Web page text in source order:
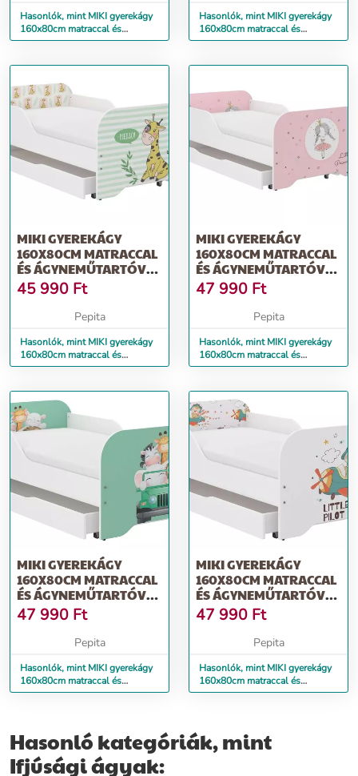
Hasonlók, mint MIKI gyerekágy
160x80cm matraccal és
ágyneműtartóval - elefánt
Hasonlók, mint MIKI gyerekágy
160x80cm matraccal és
ágyneműtartóval - álomszuszék
MIKI GYEREKÁGY
160X80CM MATRACCAL
ÉS ÁGYNEMŰTARTÓVAL
- ZSIRÁF
45 990 Ft
Pepita
Hasonlók, mint MIKI gyerekágy
160x80cm matraccal és
ágyneműtartóval - zsiráf
MIKI GYEREKÁGY
160X80CM MATRACCAL
ÉS ÁGYNEMŰTARTÓVAL
- HERCEGNŐ
47 990 Ft
Pepita
Hasonlók, mint MIKI gyerekágy
160x80cm matraccal és
ágyneműtartóval - hercegnő
MIKI GYEREKÁGY
160X80CM MATRACCAL
ÉS ÁGYNEMŰTARTÓVAL
- KIRÁNDULÁS
47 990 Ft
Pepita
Hasonlók, mint MIKI gyerekágy
160x80cm matraccal és
ágyneműtartóval - kirándulás
MIKI GYEREKÁGY
160X80CM MATRACCAL
ÉS ÁGYNEMŰTARTÓVAL
- KIS PILÓTA
47 990 Ft
Pepita
Hasonlók, mint MIKI gyerekágy
160x80cm matraccal és
ágyneműtartóval - kis pilóta
Hasonló kategóriák, mint
Ifjúsági ágyak: